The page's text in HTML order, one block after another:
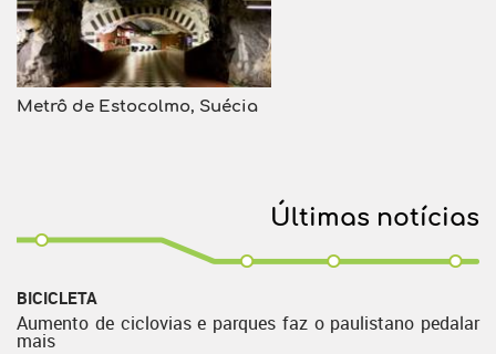
Metrô de Estocolmo, Suécia
Últimas notícias
BICICLETA
Aumento de ciclovias e parques faz o paulistano pedalar
mais